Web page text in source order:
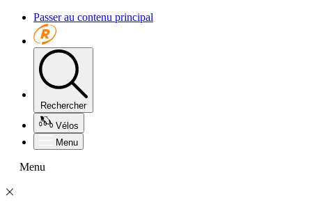
Passer au contenu principal
Rechercher
Vélos
Menu
Menu